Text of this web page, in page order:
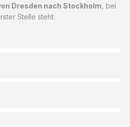
Dresden nach Stockholm , bei
Stelle steht.